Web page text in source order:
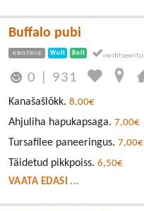
Buffalo pubi
KRISTIINE Wolt Bolt
0 931
Kanašašlõkk. 8,00€
Ahjuliha hapukapsaga. 7,00€
Tursafilee paneeringus. 7,00€
Täidetud pikkpoiss. 6,50€
VAATA EDASI ...